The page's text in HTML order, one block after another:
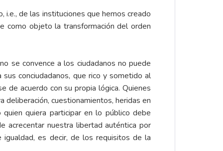
de las instituciones que hemos creado
como objeto la transformación del orden
se convence a los ciudadanos no puede
conciudadanos, que rico y sometido al
de acuerdo con su propia lógica. Quienes
deliberación, cuestionamientos, heridas en
quiera participar en lo público debe
acrecentar nuestra libertad auténtica por
es decir, de los requisitos de la